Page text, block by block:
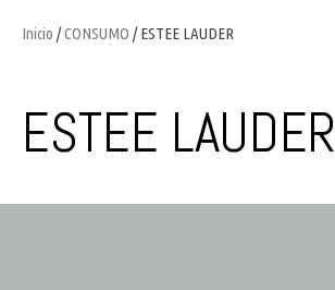
Inicio /CONSUMO / ESTEE LAUDER
ESTEE LAUDER